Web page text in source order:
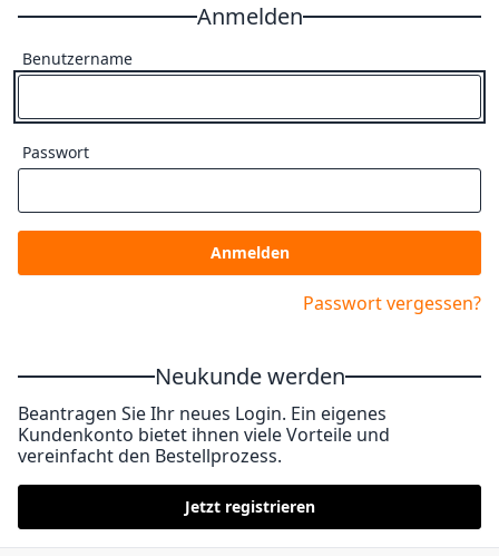
Anmelden
Benutzername
Passwort
Anmelden
Passwort vergessen?
Neukunde werden
Beantragen Sie Ihr neues Login. Ein eigenes
Kundenkonto bietet ihnen viele Vorteile und
vereinfacht den Bestellprozess.
Jetzt registrieren